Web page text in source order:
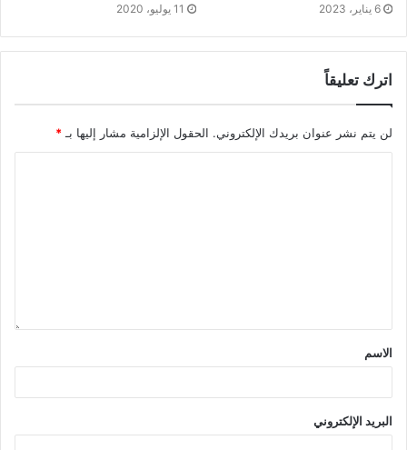
6 يناير، 2023 11 يوليو، 2020
اترك تعليقاً
لن يتم نشر عنوان بريدك الإلكتروني. الحقول الإلزامية مشار إليها بـ *
الاسم
البريد الإلكتروني